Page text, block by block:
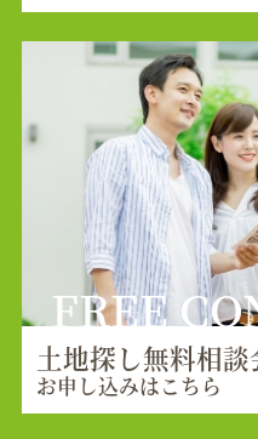
FREE
土地探し無料相談
お申し込みはこちら